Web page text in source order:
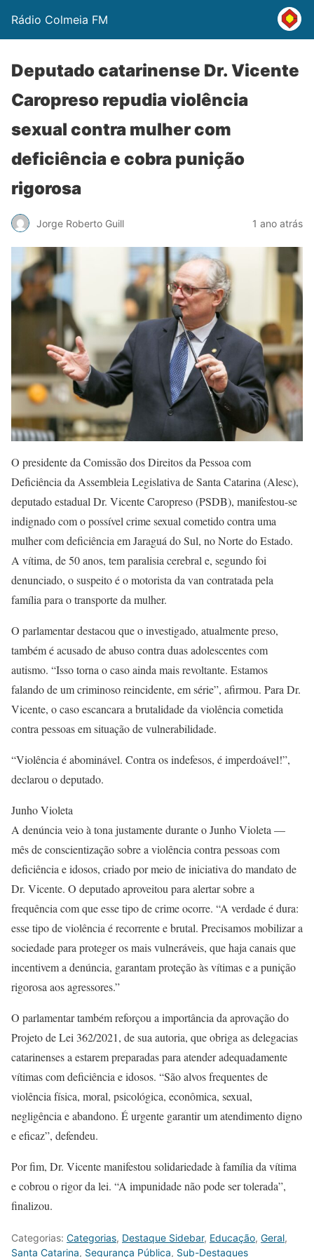
Rádio Colmeia FM
Deputado catarinense Dr. Vicente
Caropreso repudia violência
sexual contra mulher com
deficiência e cobra punição
rigorosa
Jorge Roberto Guill 1 ano atrás
O presidente da Comissão dos Direitos da Pessoa com
Deficiência da Assembleia Legislativa de Santa Catarina (Alesc),
deputado estadual Dr. Vicente Caropreso (PSDB), manifestou-se
indignado com o possível crime sexual cometido contra uma
mulher com deficiência em Jaraguá do Sul, no Norte do Estado.
A vítima, de 50 anos, tem paralisia cerebral e, segundo foi
denunciado, o suspeito é o motorista da van contratada pela
família para o transporte da mulher.
O parlamentar destacou que o investigado, atualmente preso,
também é acusado de abuso contra duas adolescentes com
autismo. “Isso torna o caso ainda mais revoltante. Estamos
falando de um criminoso reincidente, em série”, afirmou. Para Dr.
Vicente, o caso escancara a brutalidade da violência cometida
contra pessoas em situação de vulnerabilidade.
“Violência é abominável. Contra os indefesos, é imperdoável!”,
declarou o deputado.
Junho Violeta
A denúncia veio à tona justamente durante o Junho Violeta —
mês de conscientização sobre a violência contra pessoas com
deficiência e idosos, criado por meio de iniciativa do mandato de
Dr. Vicente. O deputado aproveitou para alertar sobre a
frequência com que esse tipo de crime ocorre. “A verdade é dura:
esse tipo de violência é recorrente e brutal. Precisamos mobilizar a
sociedade para proteger os mais vulneráveis, que haja canais que
incentivem a denúncia, garantam proteção às vítimas e a punição
rigorosa aos agressores.”
O parlamentar também reforçou a importância da aprovação do
Projeto de Lei 362/2021, de sua autoria, que obriga as delegacias
catarinenses a estarem preparadas para atender adequadamente
vítimas com deficiência e idosos. “São alvos frequentes de
violência física, moral, psicológica, econômica, sexual,
negligência e abandono. É urgente garantir um atendimento digno
e eficaz”, defendeu.
Por fim, Dr. Vicente manifestou solidariedade à família da vítima
e cobrou o rigor da lei. “A impunidade não pode ser tolerada”,
finalizou.
Categorias: Categorias, Destaque Sidebar, Educação, Geral,
Santa Catarina, Segurança Pública, Sub-Destaques